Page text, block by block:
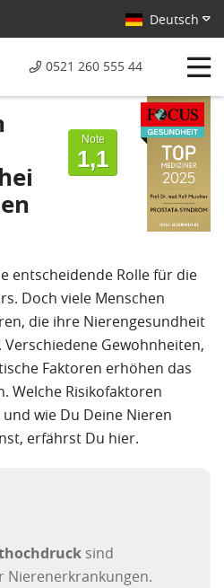
Deutsch
0521 260 555 44
Note
1,1
entscheidende Rolle für die
Doch viele Menschen
die ihre Nierengesundheit
Gewohnheiten,
Faktoren erhöhen das
Welche Risikofaktoren
wie Du Deine Nieren
erfährst Du hier.
sind
Nierenerkrankungen.